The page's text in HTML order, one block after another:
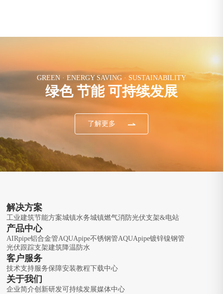
GREEN · ENERGY SAVING · SUSTAINABILITY
绿色 节能 可持续发展
了解更多
解决方案
工业建筑节能方案城镇水务城镇燃气消防光伏支架&电站
产品中心
AIRpipe铝合金管AQUApipe不锈钢管AQUApipe镀锌镍钢管
光伏跟踪支架建筑降温防水
客户服务
技术支持服务保障安装教程下载中心
关于我们
企业简介创新研发可持续发展媒体中心